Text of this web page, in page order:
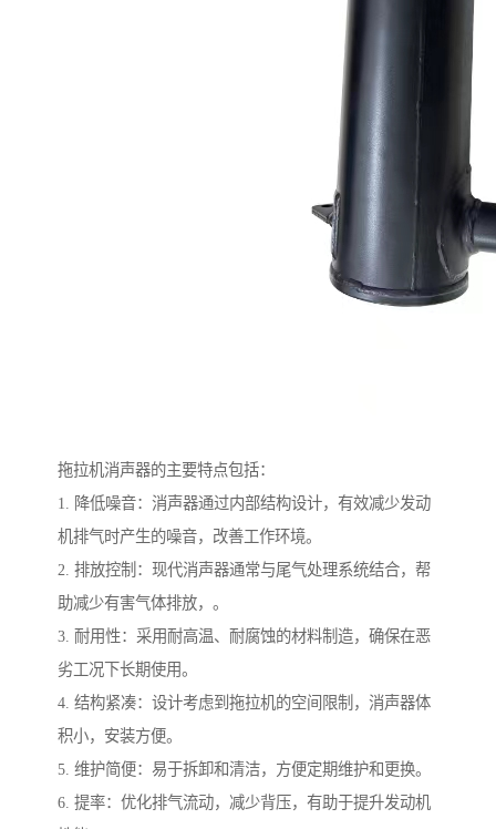
拖拉机消声器的主要特点包括：
1. 降低噪音：消声器通过内部结构设计，有效减少发动
机排气时产生的噪音，改善工作环境。
2. 排放控制：现代消声器通常与尾气处理系统结合，帮
助减少有害气体排放，。
3. 耐用性：采用耐高温、耐腐蚀的材料制造，确保在恶
劣工况下长期使用。
4. 结构紧凑：设计考虑到拖拉机的空间限制，消声器体
积小，安装方便。
5. 维护简便：易于拆卸和清洁，方便定期维护和更换。
6. 提率：优化排气流动，减少背压，有助于提升发动机